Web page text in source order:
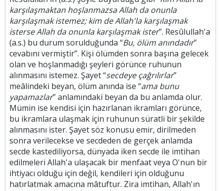
karşılaşmaktan hoşlanmazsa Allah da onunla
karşılaşmak istemez; kim de Allah'la karşılaşmak
isterse Allah da onunla karşılaşmak ister”. Resûlullah'a
(a.s.) bu durum sorulduğunda “Bu, ölüm anındadır”
cevabını vermiştir”. Kişi ölümden sonra başına gelecek
olan ve hoşlanmadığı şeyleri görünce ruhunun
alınmasını istemez. Şayet “secdeye çağrılırlar”
meâlindeki beyan, ölüm anında ise “ama bunu
yapamazlar” anlamındaki beyan da bu anlamda olur.
Mümin ise kendisi için hazırlanan ikramları görünce,
bu ikramlara ulaşmak için ruhunun süratli bir şekilde
alınmasını ister. Şayet söz konusu emir, dirilmeden
sonra verilecekse ve secdeden de gerçek anlamda
secde kastediliyorsa, dünyada iken secde ile imtihan
edilmeleri Allah'a ulaşacak bir menfaat veya O'nun bir
ihtiyacı olduğu için değil, kendileri için olduğunu
hatırlatmak amacına mâtuftur. Zira imtihan, Allah'ın